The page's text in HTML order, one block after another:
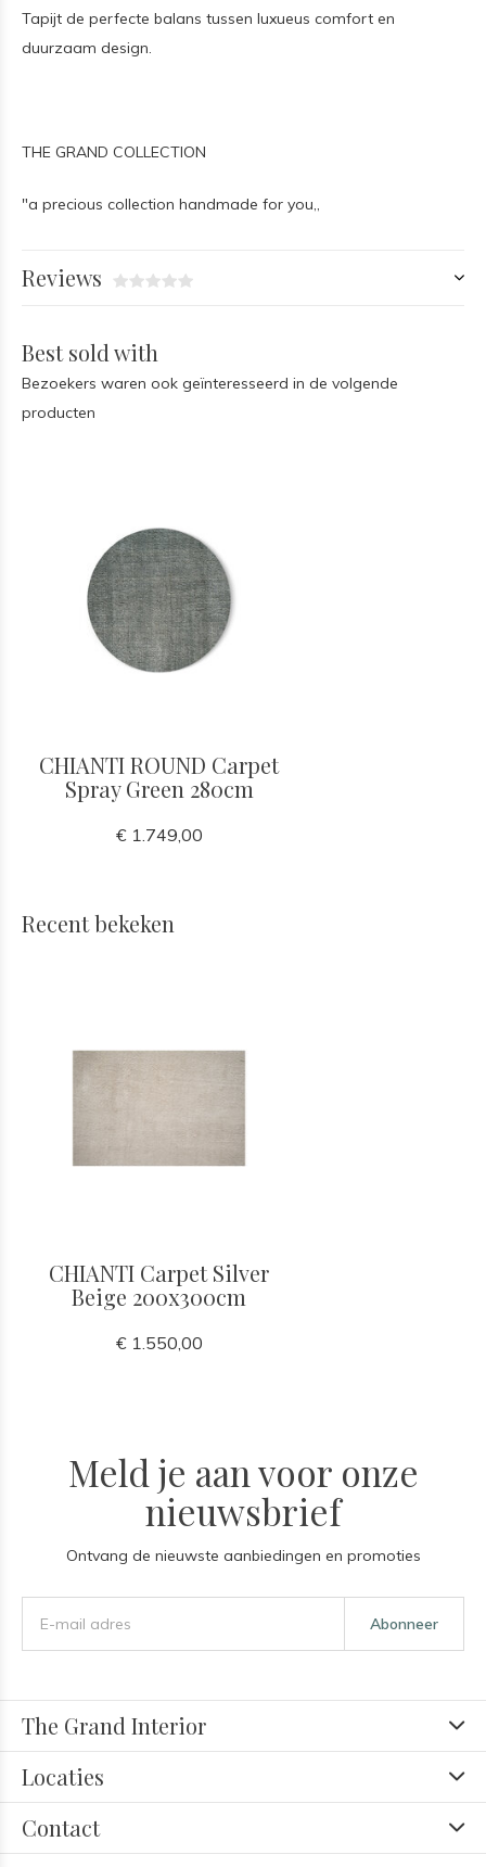
Tapijt de perfecte balans tussen luxueus comfort en
duurzaam design.
THE GRAND COLLECTION
"a precious collection handmade for you,,
Reviews
Best sold with
Bezoekers waren ook geïnteresseerd in de volgende
producten
CHIANTI ROUND Carpet
Spray Green 280cm
€ 1.749,00
Recent bekeken
CHIANTI Carpet Silver
Beige 200x300cm
€ 1.550,00
Meld je aan voor onze
nieuwsbrief
Ontvang de nieuwste aanbiedingen en promoties
Abonneer
The Grand Interior
Locaties
Contact